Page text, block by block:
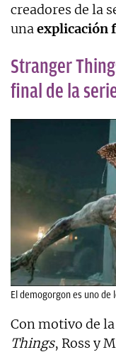
creadores de la
unaexplicación
Stranger
final de la
El demogorgon es uno de
Con motivo de
Things, Ross y